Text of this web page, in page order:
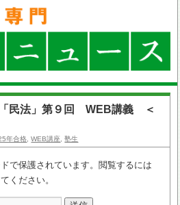
民法」第９回 WEB講義 ＜
年合格,WEB講座,塾生
で保護されています。閲覧するには
ください。